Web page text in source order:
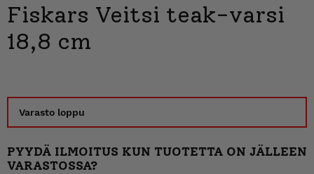
Fiskars Veitsi teak-varsi
18,8 cm
Varasto loppu
PYYDÄ ILMOITUS KUN TUOTETTA ON JÄLLEEN
VARASTOSSA?